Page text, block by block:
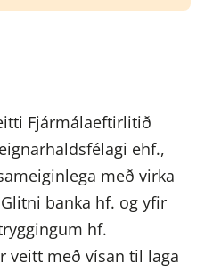
Fjármálaeftirlitið
ehf.,
með virka
banka hf. og yfir
hf.
veitt með vísan til laga